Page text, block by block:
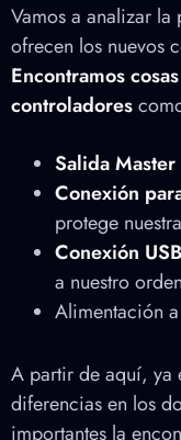
Vamos a analizar
ofrecen los nuevos
Encontramos
controladores
Salida
Conexión
protege
Conexión
a nuestro
Alimentación
A partir de aquí, ya
diferencias en los
importantes la